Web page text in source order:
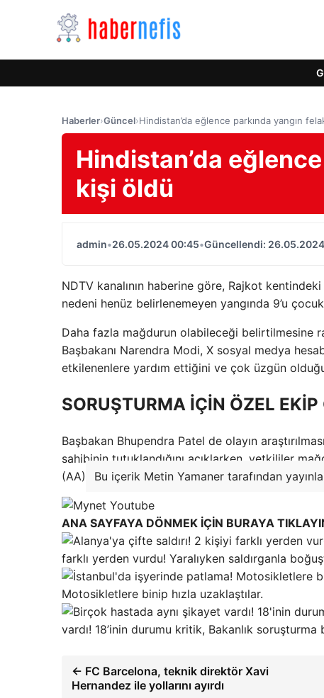
Haberler›Güncel›Hindistan’da eğlence parkında yangın
Hindistan’da
kişi öldü
admin•26.05.2024 00:45•Güncellendi:
NDTV kanalının haberine göre, Rajkot
nedeni henüz belirlenemeyen yangında 9’u
Daha fazla mağdurun olabileceği belirtilmesine
Başbakanı Narendra Modi, X sosyal medya
etkilenenlere yardım ettiğini ve çok üzgün
SORUŞTURMA İÇİN ÖZEL EKİP
Başbakan Bhupendra Patel de olayın
sahibinin tutuklandığını açıklarken, yetkililer
(AA)
Bu içerik Metin Yamaner tarafından
ANA SAYFAYA DÖNMEK İÇİN BURAYA
farklı yerden vurdu! Yaralıyken saldırganla
Motosikletlere binip hızla uzaklaştılar.
vardı! 18’inin durumu kritik, Bakanlık soruşturma
← FC Barcelona, ​​teknik direktör Xavi
Hernandez ile yollarını ayırdı